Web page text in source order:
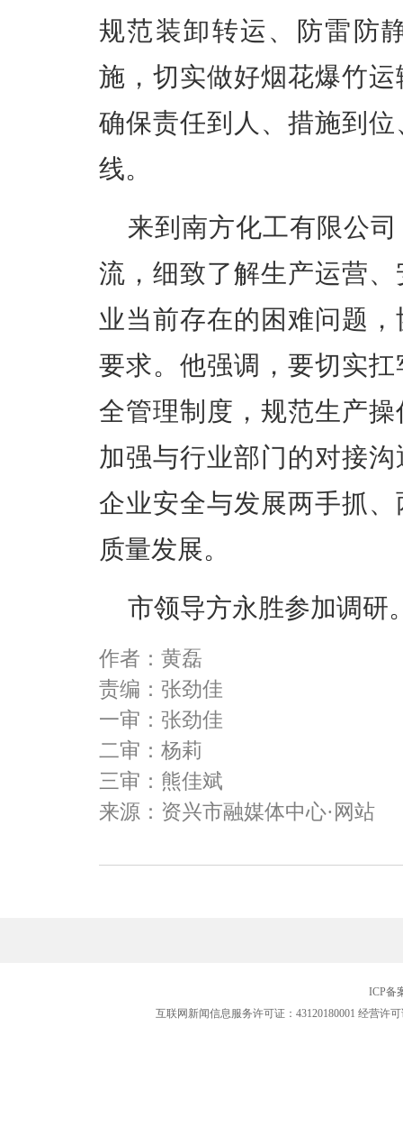
规范装卸转运、防雷防
施，切实做好烟花爆竹
确保责任到人、措施到
线。
来到南方化工有限公
流，细致了解生产运营
业当前存在的困难问题
要求。他强调，要切实
全管理制度，规范生产
加强与行业部门的对接
企业安全与发展两手抓
质量发展。
市领导方永胜参加调研
作者：黄磊
责编：张劲佳
一审：张劲佳
二审：杨莉
三审：熊佳斌
来源：资兴市融媒体中心·网站
ICP备
互联网新闻信息服务许可证：43120180001 经营许可